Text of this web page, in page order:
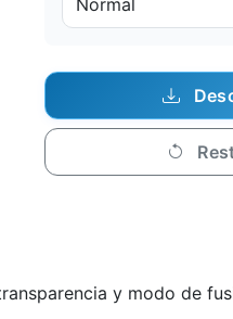
y modo de